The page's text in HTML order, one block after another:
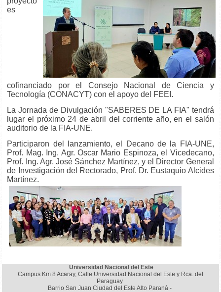
es
cofinanciado por el Consejo Nacional de Ciencia y
Tecnología (CONACYT) con el apoyo del FEEI.
La Jornada de Divulgación "SABERES DE LA FIA" tendrá
lugar el próximo 24 de abril del corriente año, en el salón
auditorio de la FIA-UNE.
Participaron del lanzamiento, el Decano de la FIA-UNE,
Prof. Mag. Ing. Agr. Oscar Mario Espinoza, el Vicedecano,
Prof. Ing. Agr. José Sánchez Martínez, y el Director General
de Investigación del Rectorado, Prof. Dr. Eustaquio Alcides
Martínez.
Universidad Nacional del Este
Campus Km 8 Acaray, Calle Universidad Nacional del Este y Rca. del
Paraguay
Barrio San Juan Ciudad del Este Alto Paraná -